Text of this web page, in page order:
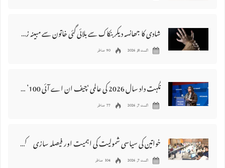
شادی کا جھانسہ دیکر بنکاک سے بلائی گئی خاتون سے مبینہ زیادتی، ملزم گرفتار
اگست 8, 2026 90 مناظر
نگہت داد سال 2026 کی عالمی ‘چیف ان اے آئی 100’ فہرست میں شامل
اگست 7, 2026 77 مناظر
خواتین کی سیاسی شمولیت کی اہمیت اور فیصلہ سازی کے عمل میں فعال کردار
اگست 7, 2026 104 مناظر